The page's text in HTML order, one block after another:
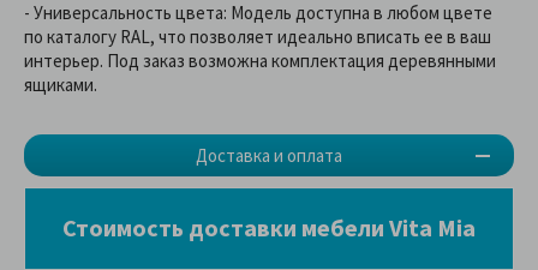
Доставка и оплата
- Универсальность цвета: Модель доступна в любом цвете
по каталогу RAL, что позволяет идеально вписать ее в ваш
интерьер. Под заказ возможна комплектация деревянными
ящиками.
Стоимость доставки мебели Vita Mia